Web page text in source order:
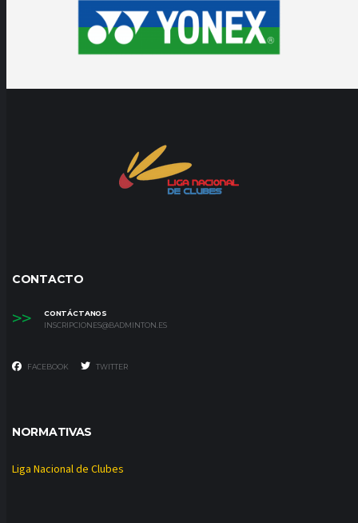
CONTACTO
>>
CONTÁCTANOS
INSCRIPCIONES@BADMINTON.ES
FACEBOOK TWITTER
NORMATIVAS
Liga Nacional de Clubes